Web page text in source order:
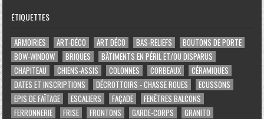
ÉTIQUETTES
ARMOIRIES ART-DÉCO ART DÉCO BAS-RELIEFS
BOUTONS DE PORTE
BOW-WINDOW
BRIQUES
BÂTIMENTS EN PÉRIL ET/OU DISPARUS
CHAPITEAU
CHIENS-ASSIS COLONNES CORBEAUX
CÉRAMIQUES
DATES ET INSCRIPTIONS
DÉCROTTOIRS - CHASSE ROUES
ECUSSONS
EPIS DE FAÎTAGE
ESCALIERS FAÇADE
FENÊTRES BALCONS
FERRONNERIE
FRISE FRONTONS GARDE-CORPS GRANITO